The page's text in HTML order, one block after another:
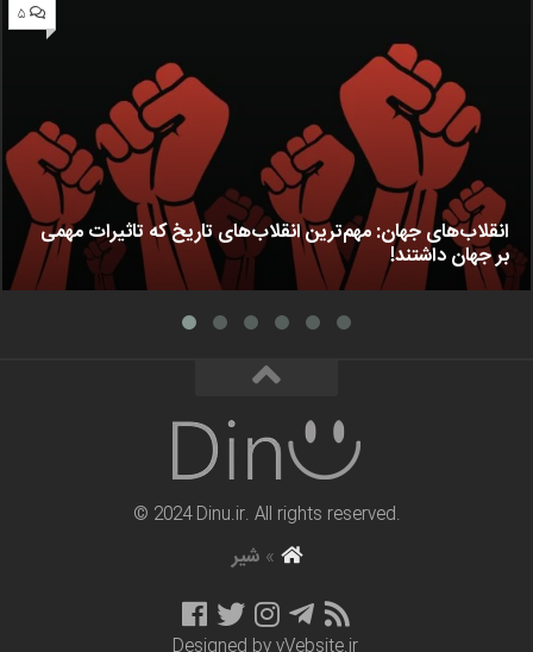
۵
انقلاب‌های جهان: مهم‌ترین انقلاب‌های تاریخ که تاثیرات مهمی
بر جهان داشتند!
© 2024 Dinu.ir. All rights reserved.
»شیر